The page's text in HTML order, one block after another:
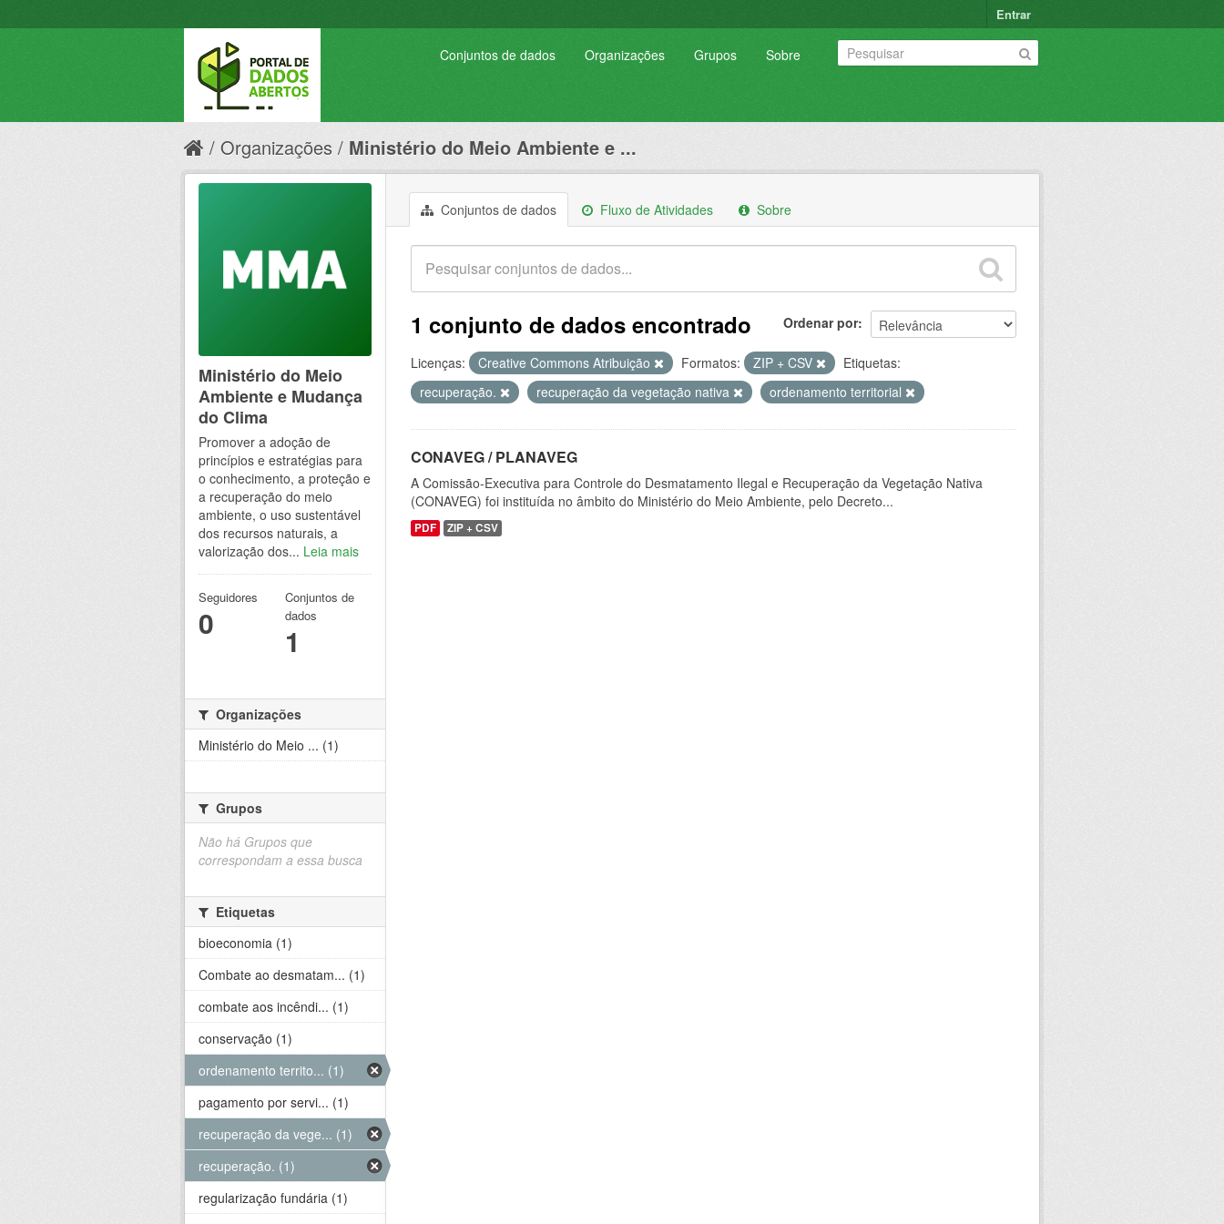
Entrar
Conjuntos de dados Organizações Grupos Sobre
Organizações Ministério do Meio Ambiente e ...
Conjuntos de dados Fluxo de Atividades Sobre
Ordenar por
1 conjunto de dados encontrado
Licenças: Creative Commons Atribuição Formatos: ZIP + CSV
Etiquetas:
recuperação.
recuperação da vegetação nativa ordenamento territorial
CONAVEG / PLANAVEG
A Comissão-Executiva para Controle do Desmatamento Ilegal e Recuperação da Vegetação Nativa
(CONAVEG) foi instituída no âmbito do Ministério do Meio Ambiente, pelo Decreto...
PDF ZIP + CSV
Ministério do Meio
Ambiente e Mudança
do Clima
Promover a adoção de
princípios e estratégias para
o conhecimento, a proteção e
a recuperação do meio
ambiente, o uso sustentável
dos recursos naturais, a
valorização dos... Leia mais
Seguidores
0
Conjuntos de
dados
1
Organizações
Ministério do Meio ... (1)
Grupos
Não há Grupos que
correspondam a essa busca
Etiquetas
bioeconomia (1)
Combate ao desmatam... (1)
combate aos incêndi... (1)
conservação (1)
ordenamento territo... (1)
pagamento por servi... (1)
recuperação da vege... (1)
recuperação. (1)
regularização fundária (1)